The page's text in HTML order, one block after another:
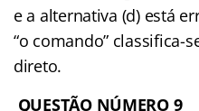
e a alternativa (d) está
“o comando”
direto.
QUESTÃO NÚMERO 9